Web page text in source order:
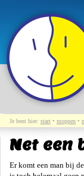
Je bent hier: start • moppen •
Net een
Er komt een man bij